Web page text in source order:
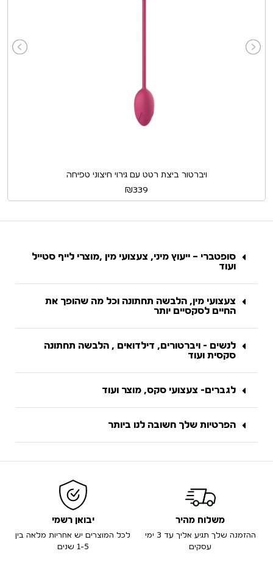
ויברטור ביצת רטט עם גירוי חיצוני טפיחה
₪339
סופטברי – ייעוץ מיני, צעצועי מין ,מוצרי לייף סטייל
ועוד
צעצועי מין, הלבשה תחתונה וכל מה שהופך את
החיים לסקסיים יותר
לנשים - ויברטורים, דילדואים , הלבשה תחתונה
סקסית ועוד
לגברים- צעצועי סקס, מוצר ועוד
הפרטיות שלך חשובה לנו ביותר
משלוח מהיר
ההזמנה שלך תגיע אליך עד 3 ימי
עסקים
יבואן רשמי
לכל המוצרים יש אחריות מלאה בין
1-5 שנים